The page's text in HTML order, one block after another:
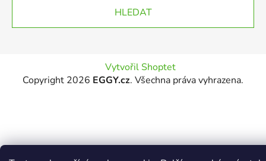
HLEDAT
Vytvořil Shoptet
Copyright 2026 EGGY.cz. Všechna práva vyhrazena.